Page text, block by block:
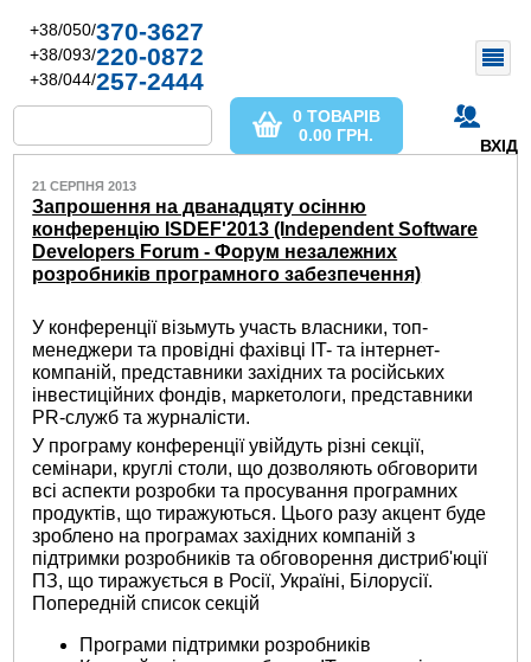
+38/050/370-3627
+38/093/220-0872
+38/044/257-2444
ВХІД
0 ТОВАРІВ
0.00 ГРН.
21 СЕРПНЯ 2013
Запрошення на дванадцяту осінню
конференцію ISDEF'2013 (Independent Software
Developers Forum - Форум незалежних
розробників програмного забезпечення)
У конференції візьмуть участь власники, топ-
менеджери та провідні фахівці IT- та інтернет-
компаній, представники західних та російських
інвестиційних фондів, маркетологи, представники
PR-служб та журналісти.
У програму конференції увійдуть різні секції,
семінари, круглі столи, що дозволяють обговорити
всі аспекти розробки та просування програмних
продуктів, що тиражуються. Цього разу акцент буде
зроблено на програмах західних компаній з
підтримки розробників та обговорення дистриб'юції
ПЗ, що тиражується в Росії, Україні, Білорусії.
Попередній список секцій
Програми підтримки розробників